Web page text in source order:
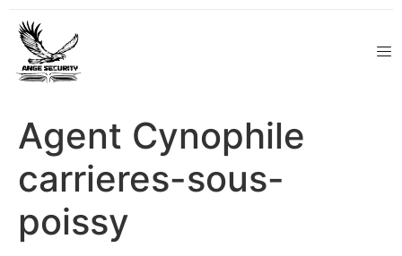
Agent Cynophile
carrieres-sous-
poissy